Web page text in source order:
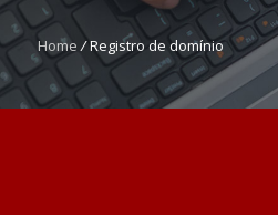
Home /Registro de domínio